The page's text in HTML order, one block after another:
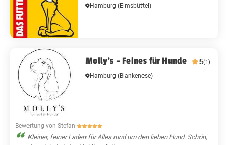
Hamburg(Eimsbüttel)
Molly's - Feines für Hunde 5(1)
Hamburg(Blankenese)
Bewertung von Stefan·
Kleiner, feiner Laden für Alles rund um den lieben Hund. Schön,